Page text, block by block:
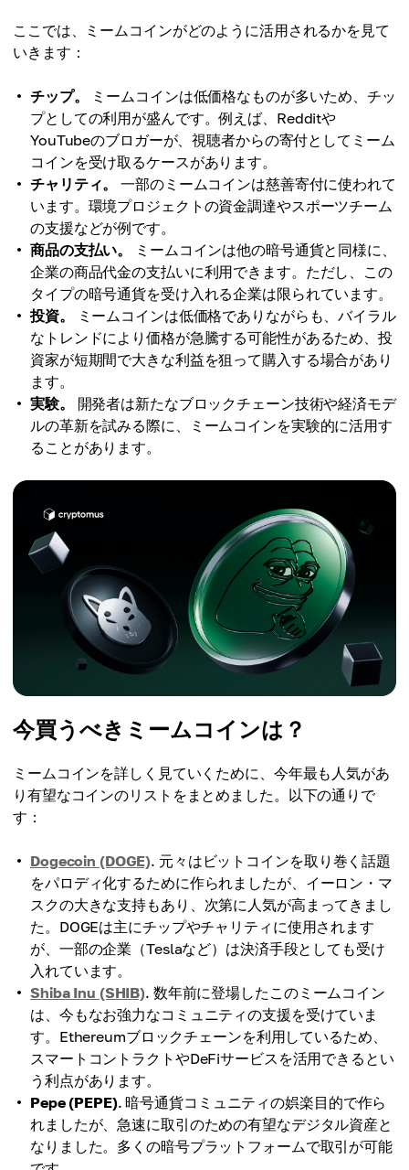
ここでは、ミームコインがどのように活用されるかを見て
いきます：
チップ。
ミームコインは低価格なものが多いため、チッ
プとしての利用が盛んです。例えば、Redditや
YouTubeのブロガーが、視聴者からの寄付としてミーム
コインを受け取るケースがあります。
チャリティ。
一部のミームコインは慈善寄付に使われて
います。環境プロジェクトの資金調達やスポーツチーム
の支援などが例です。
商品の支払い。
ミームコインは他の暗号通貨と同様に、
企業の商品代金の支払いに利用できます。ただし、この
タイプの暗号通貨を受け入れる企業は限られています。
投資。
ミームコインは低価格でありながらも、バイラル
なトレンドにより価格が急騰する可能性があるため、投
資家が短期間で大きな利益を狙って購入する場合があり
ます。
実験。
開発者は新たなブロックチェーン技術や経済モデ
ルの革新を試みる際に、ミームコインを実験的に活用す
ることがあります。
今買うべきミームコインは？
ミームコインを詳しく見ていくために、今年最も人気があ
り有望なコインのリストをまとめました。以下の通りで
す：
Dogecoin (DOGE). 元々はビットコインを取り巻く話題
をパロディ化するために作られましたが、イーロン・マ
スクの大きな支持もあり、次第に人気が高まってきまし
た。DOGEは主にチップやチャリティに使用されます
が、一部の企業（Teslaなど）は決済手段としても受け
入れています。
Shiba Inu (SHIB). 数年前に登場したこのミームコイン
は、今もなお強力なコミュニティの支援を受けていま
す。Ethereumブロックチェーンを利用しているため、
スマートコントラクトやDeFiサービスを活用できるとい
う利点があります。
Pepe (PEPE). 暗号通貨コミュニティの娯楽目的で作ら
れましたが、急速に取引のための有望なデジタル資産と
なりました。多くの暗号プラットフォームで取引が可能